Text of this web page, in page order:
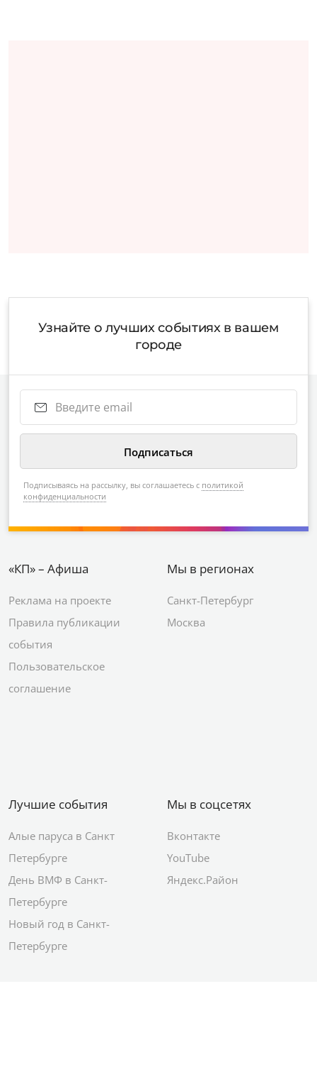
Узнайте о лучших событиях в вашем
городе
Подписываясь на рассылку, вы соглашаетесь с политикой
конфиденциальности
«КП» – Афиша
Реклама на проекте
Правила публикации
события
Пользовательское
соглашение
Мы в регионах
Санкт-Петербург
Москва
Лучшие события
Алые паруса в Санкт
Петербурге
День ВМФ в Санкт-
Петербурге
Новый год в Санкт-
Петербурге
Мы в соцсетях
Вконтакте
YouTube
Яндекс.Район